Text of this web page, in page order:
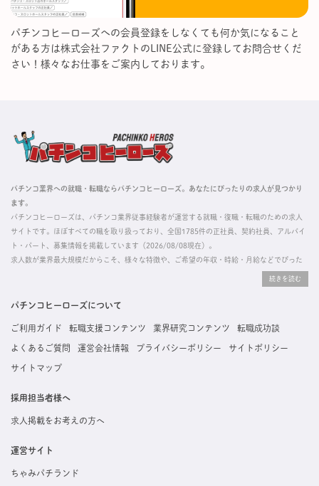
パチンコヒーローズへの会員登録をしなくても何か気になること
がある方は株式会社ファクトのLINE公式に登録してお問合せくだ
さい！様々なお仕事をご案内しております。
パチンコ業界への就職・転職ならパチンコヒーローズ。あなたにぴったりの求人が見つかり
ます。
パチンコヒーローズは、パチンコ業界従事経験者が運営する就職・復職・転職のための求人
サイトです。ほぼすべての職を取り扱っており、全国1785件の正社員、契約社員、アルバイ
ト・パート、募集情報を掲載しています（2026/08/08現在）。
求人数が業界最大規模だからこそ、様々な特徴や、ご希望の年収・時給・月給などでぴった
掲載している求人は、すべて契約法人様から寄せられた正規の求人情報です。応募いただい
た内容はすぐに直接事業所に届くためスムーズに転職・復職できます。
パチンコヒーローズについて
ご利用ガイド 転職支援コンテンツ 業界研究コンテンツ 転職成功談
よくあるご質問 運営会社情報 プライバシーポリシー サイトポリシー
サイトマップ
採用担当者様へ
求人掲載をお考えの方へ
運営サイト
ちゃみパチランド